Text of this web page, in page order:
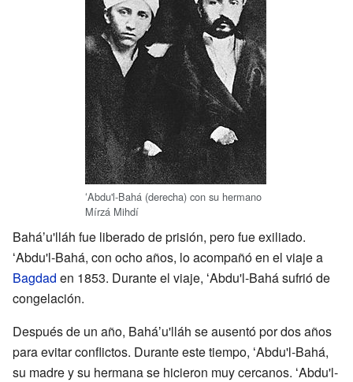
ʻAbdu'l-Bahá (derecha) con su hermano
Mírzá Mihdí
Baháʼu'lláh fue liberado de prisión, pero fue exiliado.
ʻAbdu'l-Bahá, con ocho años, lo acompañó en el viaje a
Bagdad en 1853. Durante el viaje, ʻAbdu'l-Bahá sufrió de
congelación.
Después de un año, Baháʼu'lláh se ausentó por dos años
para evitar conflictos. Durante este tiempo, ʻAbdu'l-Bahá,
su madre y su hermana se hicieron muy cercanos. ʻAbdu'l-